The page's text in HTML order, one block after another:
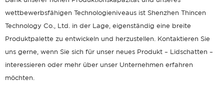
wettbewerbsfähigen Technologieniveaus ist Shenzhen Thincen
Technology Co., Ltd. in der Lage, eigenständig eine breite
Produktpalette zu entwickeln und herzustellen. Kontaktieren Sie
uns gerne, wenn Sie sich für unser neues Produkt – Lidschatten –
interessieren oder mehr über unser Unternehmen erfahren
möchten.